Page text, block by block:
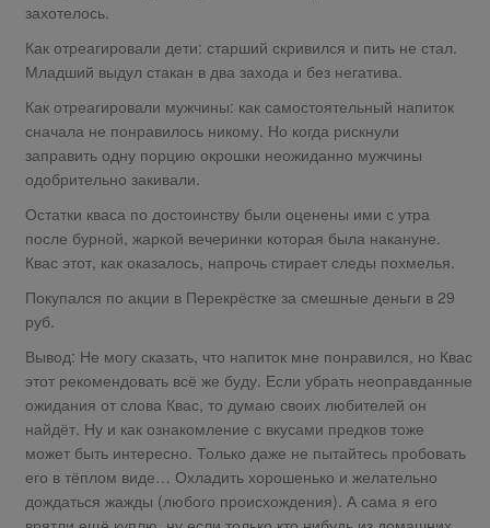
захотелось.
Как отреагировали дети: старший скривился и пить не стал.
Младший выдул стакан в два захода и без негатива.
Как отреагировали мужчины: как самостоятельный напиток
сначала не понравилось никому. Но когда рискнули
заправить одну порцию окрошки неожиданно мужчины
одобрительно закивали.
Остатки кваса по достоинству были оценены ими с утра
после бурной, жаркой вечеринки которая была накануне.
Квас этот, как оказалось, напрочь стирает следы похмелья.
Покупался по акции в Перекрёстке за смешные деньги в 29
руб.
Вывод: Не могу сказать, что напиток мне понравился, но Квас
этот рекомендовать всё же буду. Если убрать неоправданные
ожидания от слова Квас, то думаю своих любителей он
найдёт. Ну и как ознакомление с вкусами предков тоже
может быть интересно. Только даже не пытайтесь пробовать
его в тёплом виде… Охладить хорошенько и желательно
дождаться жажды (любого происхождения). А сама я его